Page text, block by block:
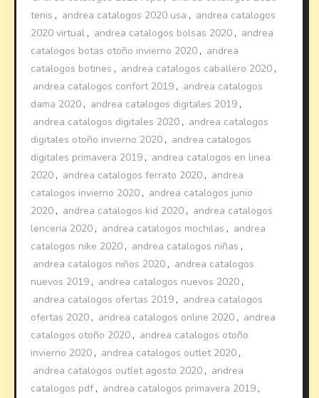
tenis , andrea catalogos 2020 usa , andrea catalogos
2020 virtual , andrea catalogos bolsas 2020 , andrea
catalogos botas otoño invierno 2020 , andrea
catalogos botines , andrea catalogos caballero 2020 ,
andrea catalogos confort 2019 , andrea catalogos
dama 2020 , andrea catalogos digitales 2019 ,
andrea catalogos digitales 2020 , andrea catalogos
digitales otoño invierno 2020 , andrea catalogos
digitales primavera 2019 , andrea catalogos en linea
2020 , andrea catalogos ferrato 2020 , andrea
catalogos invierno 2020 , andrea catalogos junio
2020 , andrea catalogos kid 2020 , andrea catalogos
lenceria 2020 , andrea catalogos mochilas , andrea
catalogos nike 2020 , andrea catalogos niñas ,
andrea catalogos niños 2020 , andrea catalogos
nuevos 2019 , andrea catalogos nuevos 2020 ,
andrea catalogos ofertas 2019 , andrea catalogos
ofertas 2020 , andrea catalogos online 2020 , andrea
catalogos otoño 2020 , andrea catalogos otoño
invierno 2020 , andrea catalogos outlet 2020 ,
andrea catalogos outlet agosto 2020 , andrea
catalogos pdf , andrea catalogos primavera 2019 ,